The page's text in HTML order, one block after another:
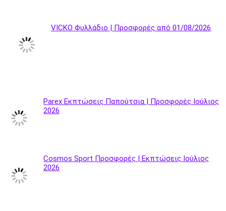
VICKO Φυλλάδιο | Προσφορές από 01/08/2026
Parex Εκπτώσεις Παπούτσια | Προσφορές Ιούλιος
2026
Cosmos Sport Προσφορές | Εκπτώσεις Ιούλιος
2026